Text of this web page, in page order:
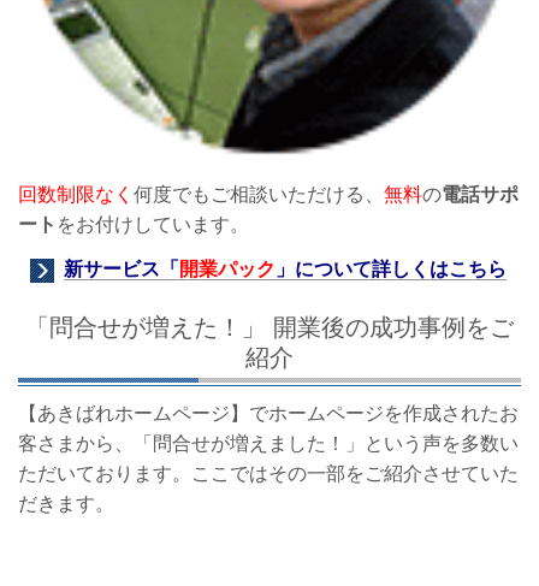
回数制限なく 何度でもご相談いただける、 無料の電話サポ
ート をお付けしています。
新サービス「 開業パック 」について詳しくはこちら
「問合せが増えた！」 開業後の成功事例をご
紹介
【あきばれホームページ】でホームページを作成されたお
客さまから、「問合せが増えました！」という声を多数い
ただいております。ここではその一部をご紹介させていた
だきます。